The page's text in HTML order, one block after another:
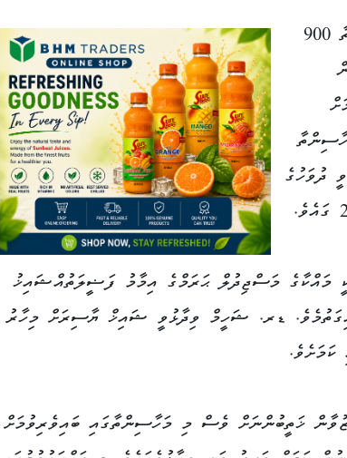
ވަޒީރު މިއަދު ވިދާޅުވީ، ރާއްޖެ އިސްލާމްވިތާ 900
ދުވަހުގެ
މަސްޖިދުލް ޙަރަމްގެ އިމާމު ފަޟީލަތުއްޝައިޚު
ޑރ. ޝަހީމް ވިދާޅުވީ ޝައިޚް ޔާސިރަށް މިހާރު
ޚަތީބުންނަށް ވެސް މި މަހާސިންތާގައި ބައިވެރިވުމަށް